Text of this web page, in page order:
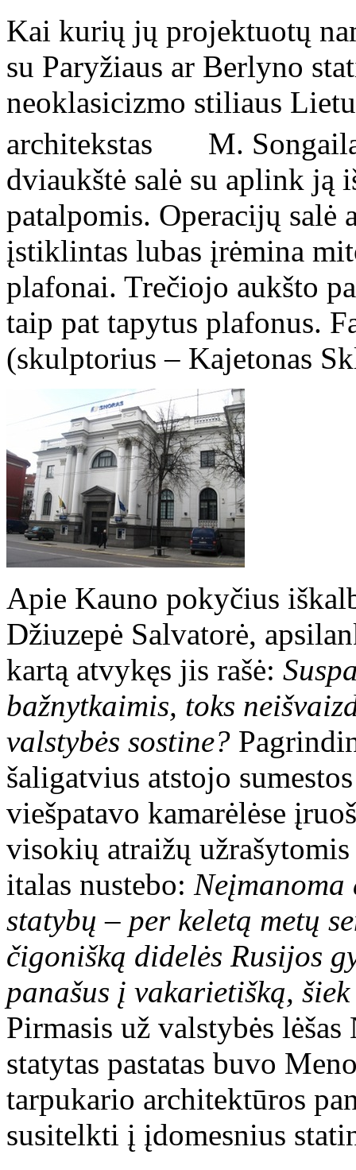
Kai kurių jų projektuotų
su Paryžiaus ar Berlyno
neoklasicizmo stiliaus
architekstas M.
dviaukštė salė su aplink ją
patalpomis. Operacijų salė
įstiklintas lubas įrėmina
plafonai. Trečiojo aukšto
taip pat tapytus plafonus.
(skulptorius – Kajetonas
Apie Kauno pokyčius
Džiuzepė Salvatorė,
kartą atvykęs jis rašė: S
bažnytkaimis, toks
valstybės sostine?
šaligatvius atstojo
viešpatavo kamarėlėse
visokių atraižų
italas nustebo: N
statybų – per keletą metų
čigonišką didelės Rusijos
panašus į vakarietišką,
Pirmasis už valstybės
statytas pastatas buvo
tarpukario architektūros
susitelkti į įdomesnius